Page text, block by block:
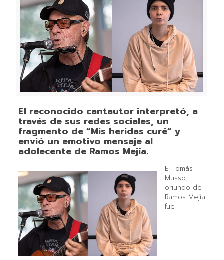
El reconocido cantautor interpretó, a
través de sus redes sociales, un
fragmento de “Mis heridas curé” y
envió un emotivo mensaje al
adolecente de Ramos Mejía.
El Tomás
Musso,
oriundo de
Ramos Mejía
fue